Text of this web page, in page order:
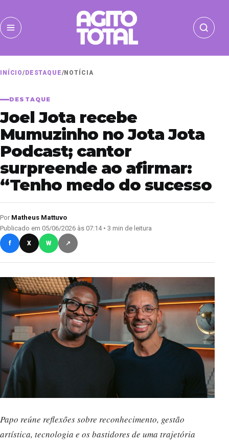
INÍCIO/ DESTAQUE/ NOTÍCIA
DESTAQUE
Joel Jota recebe
Mumuzinho no Jota Jota
Podcast; cantor
surpreende ao afirmar:
“Tenho medo do sucesso
Por Matheus Mattuvo
Publicado em 05/06/2026 às 07:14 • 3 min de leitura
f X W ↗
Papo reúne reflexões sobre reconhecimento, gestão
artística, tecnologia e os bastidores de uma trajetória